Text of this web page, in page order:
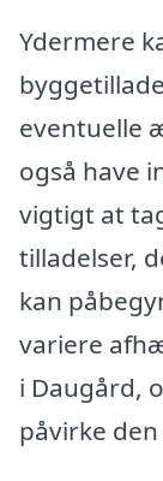
Ydermere
eventuelle
også have
vigtigt at
tilladelser,
kan
variere
i Daugård,
påvirke